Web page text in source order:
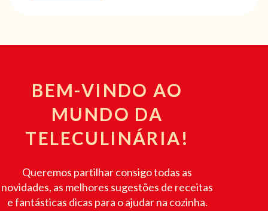
BEM-VINDO AO
MUNDO DA
TELECULINÁRIA!
Queremos partilhar consigo todas as
novidades, as melhores sugestões de receitas
e fantásticas dicas para o ajudar na cozinha.